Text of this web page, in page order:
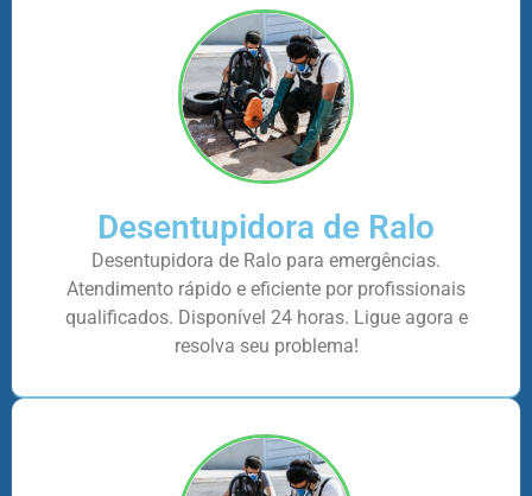
Desentupidora de Ralo
Desentupidora de Ralo para emergências.
Atendimento rápido e eficiente por profissionais
qualificados. Disponível 24 horas. Ligue agora e
resolva seu problema!